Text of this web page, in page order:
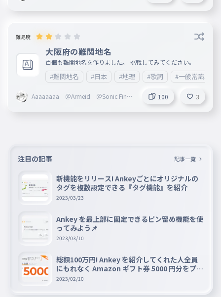
難易度
大阪府の難関地名
百個も難関地名を作りました。 挑戦してみてください。
#難関地名 #日本 #地理 #歌詞 #一般常識
Aaaaaaaa ＠Armeid ＠Sonic Finge
100 3
注目の記事 記事一覧
新機能をリリース! Ankeyごとにオリジナルの
タグを複数設定できる『タグ機能』を紹介
2023/03/23
Ankey を最上部に固定できるピン留め機能を使
ってみよう📌
2023/03/10
総額100万円! Ankey を紹介してくれた人全員
にもれなく Amazon ギフト券 5000 円分をプレ
ゼントキャンペーン!!
2023/02/10